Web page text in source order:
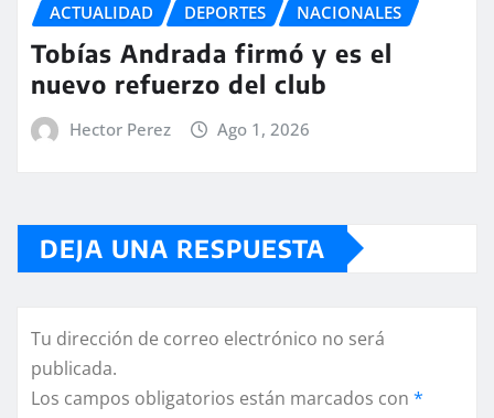
ACTUALIDAD DEPORTES NACIONALES
Tobías Andrada firmó y es el
nuevo refuerzo del club
Hector Perez Ago 1, 2026
DEJA UNA RESPUESTA
Tu dirección de correo electrónico no será
publicada.
Los campos obligatorios están marcados con *